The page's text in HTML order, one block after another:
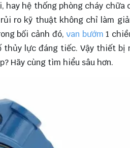
hệ thống phòng cháy chữa
ro kỹ thuật không chỉ làm
bối cảnh đó, van bướm 1
lực đáng tiếc. Vậy thiết bị
Hãy cùng tìm hiểu sâu hơn.